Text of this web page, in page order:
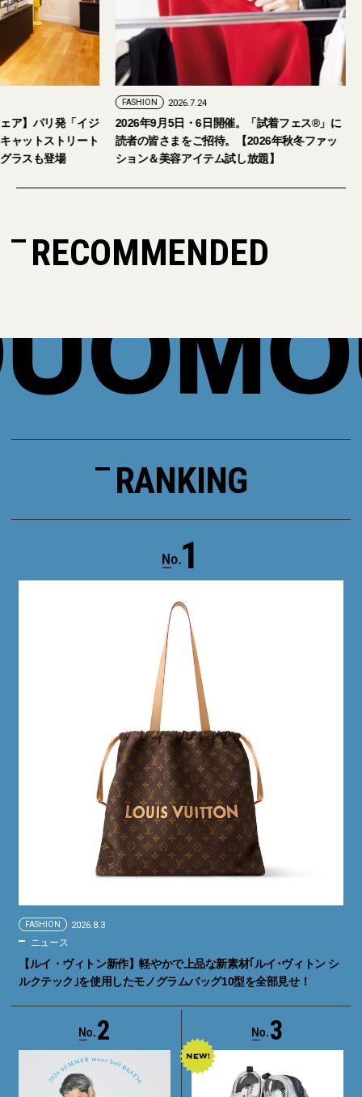
ア】パリ発「イジ
ャットストリート
ラスも登場
FASHION 2026.7.24
2026年9月5日・6日開催。「試着フェス®︎」に
読者の皆さまをご招待。【2026年秋冬ファッ
ション＆美容アイテム試し放題】
RECOMMENDED
RANKING
1
FASHION 2026.8.3
ニュース
【ルイ・ヴィトン新作】軽やかで上品な新素材｢ルイ･ヴィトン シ
ルクテック｣を使用したモノグラムバッグ10型を全部見せ！
2 3